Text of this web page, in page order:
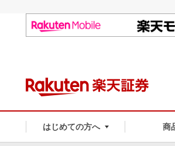
はじめての方へ 商